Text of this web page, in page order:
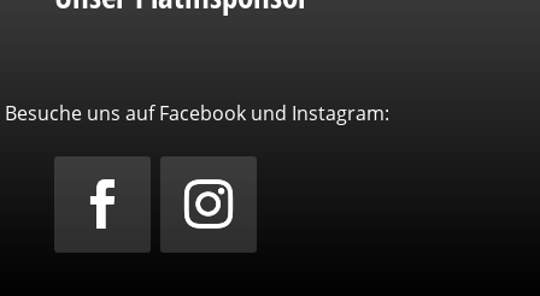
Besuche uns auf Facebook und Instagram: